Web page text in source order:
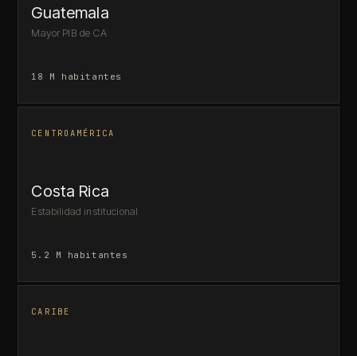
Guatemala
Mayor PIB de CA
18 M habitantes
CENTROAMÉRICA
Costa Rica
Estabilidad institucional
5.2 M habitantes
CARIBE